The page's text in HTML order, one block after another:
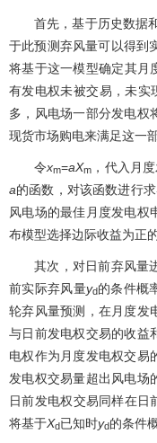
首先，基于历史数据
于此预测弃风量可以得到
将基于这一模型确定其月
有发电权未被交易，未实
多，风电场一部分发电权
现货市场购电来满足这一
令xm=aXm ，代入月
a的函数，对该函数进行
风电场的最佳月度发电权
布模型选择边际收益为正
其次，对日前弃风量
前实际弃风量yd的条件概
轮弃风量预测，在月度发
与日前发电权交易的收益
电权作为月度发电权交易
发电权交易量超出风电场
日前发电权交易同样在日
将基于Xd已知时yd的条件